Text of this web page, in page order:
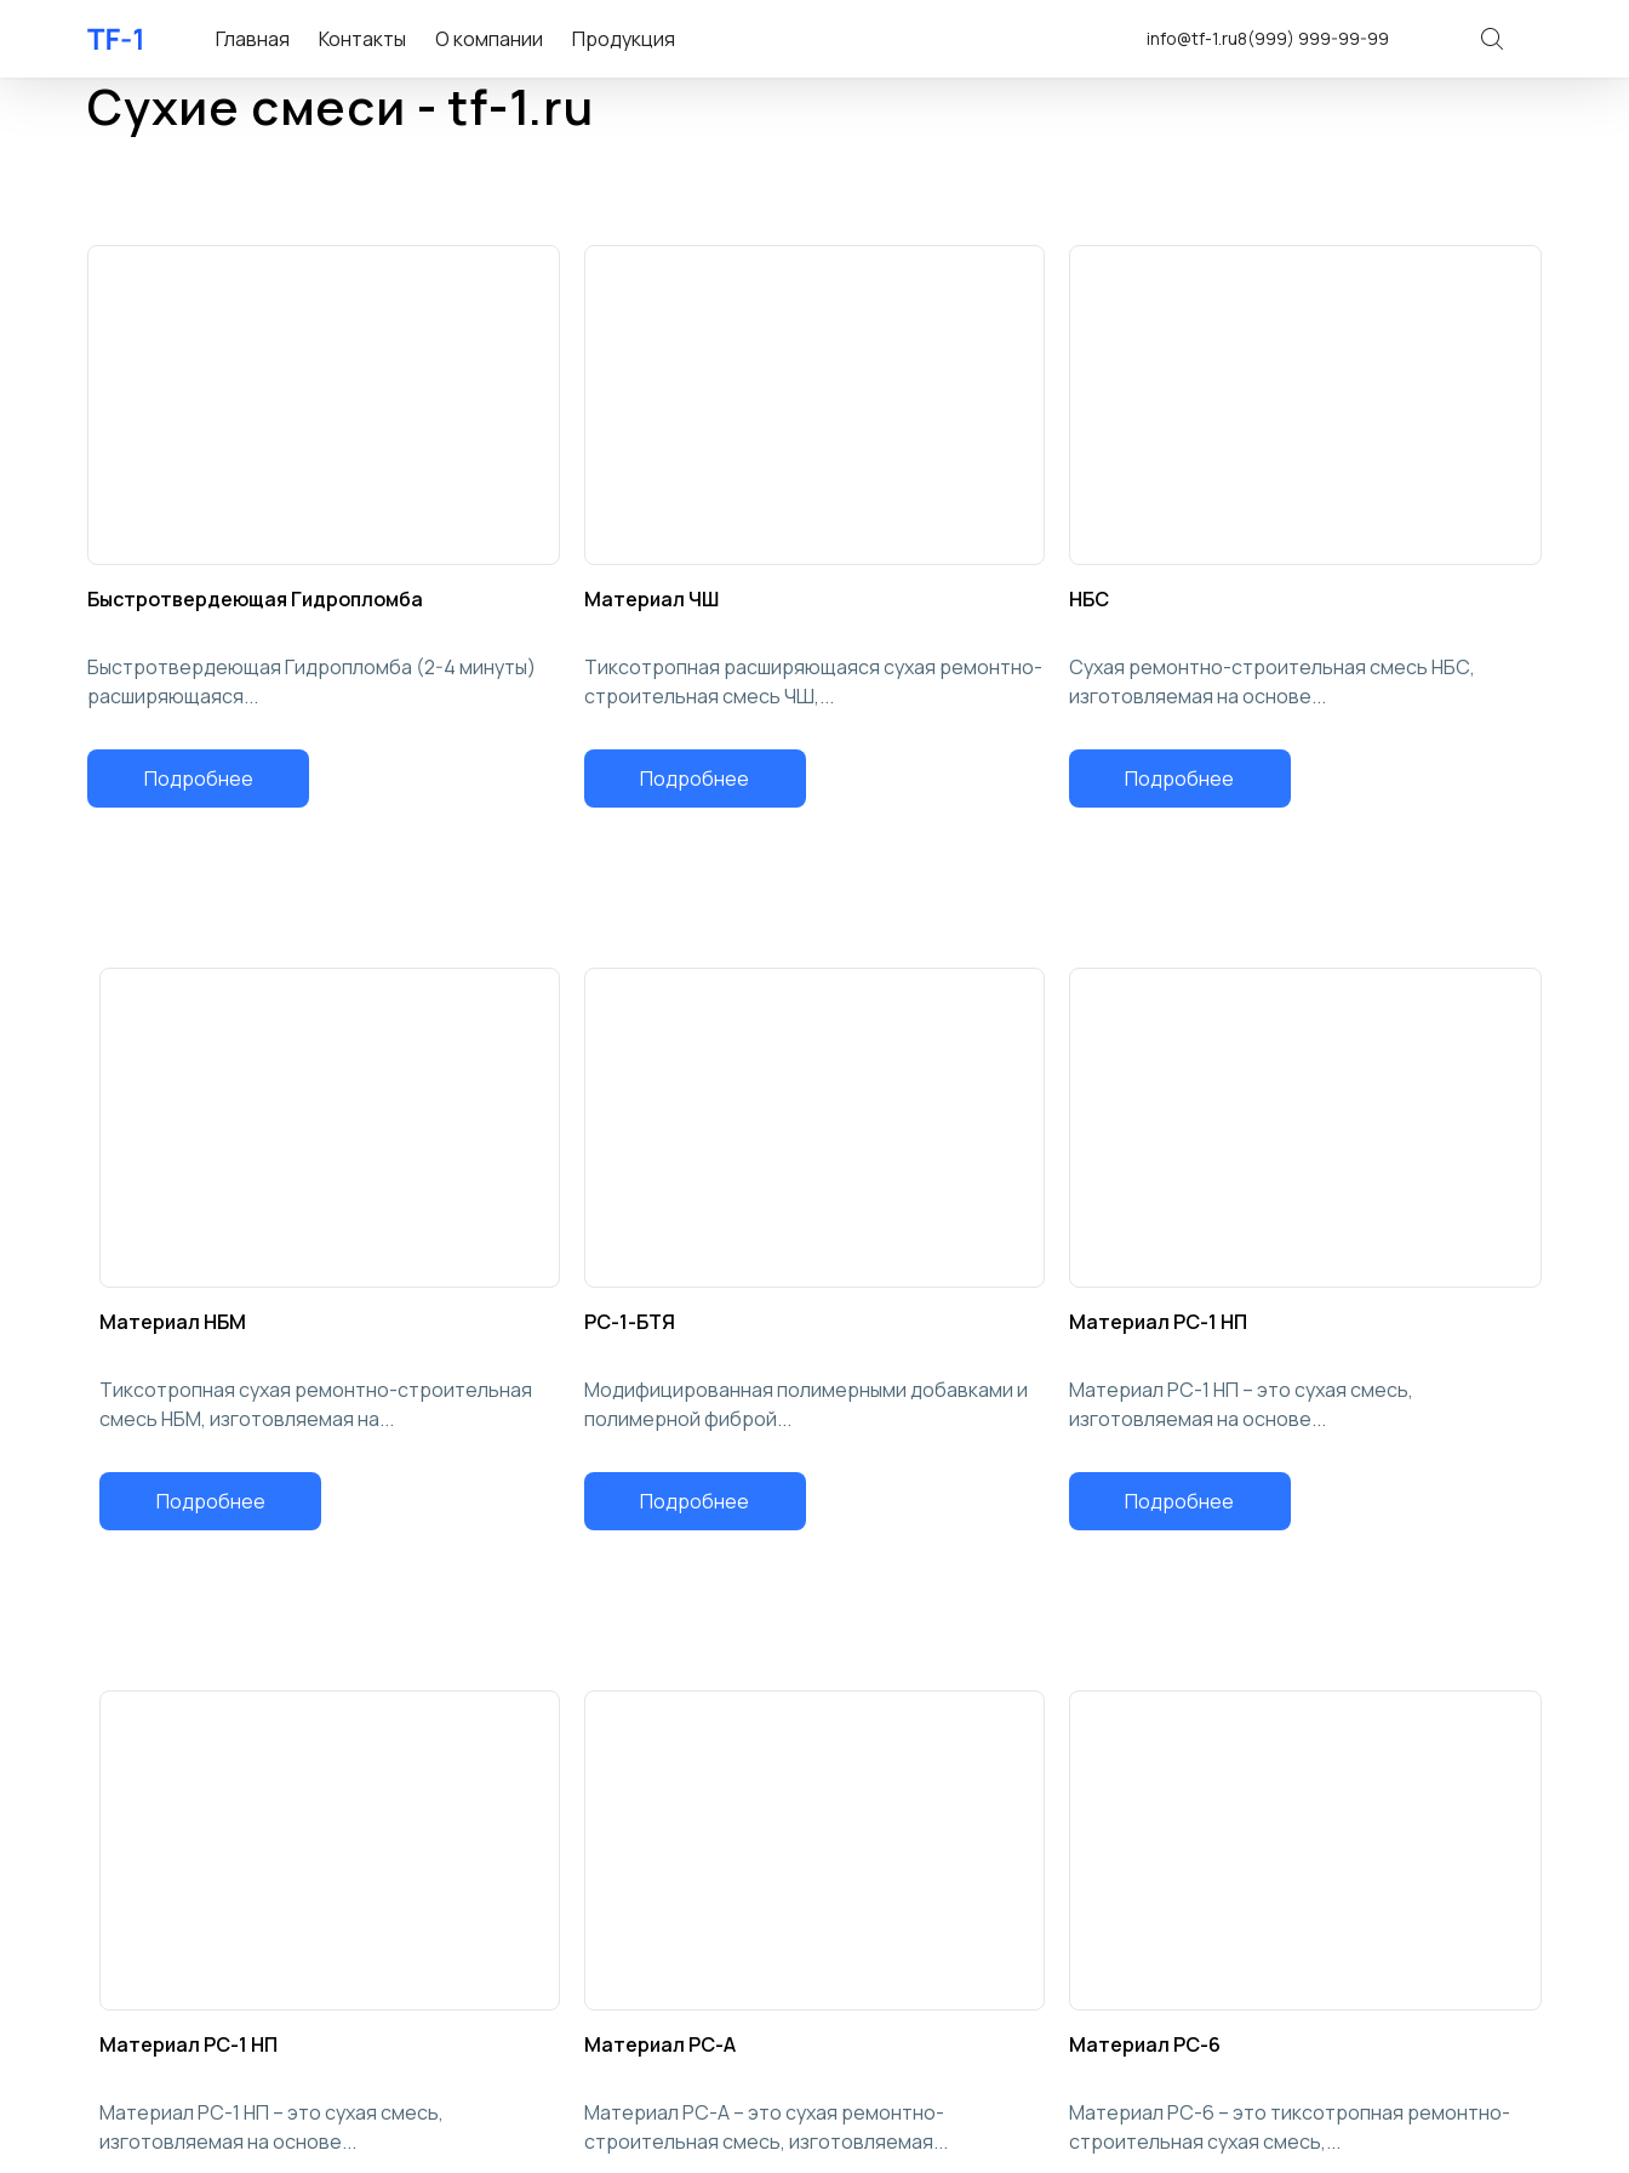
Главная Контакты О компании Продукция info@tf-1.ru8(999) 999-99-99
Сухие смеси - tf-1.ru
Быстротвердеющая Гидропломба
Быстротвердеющая Гидропломба (2-4 минуты)
расширяющаяся...
Подробнее
Материал ЧШ
Тиксотропная расширяющаяся сухая ремонтно-
строительная смесь ЧШ,...
Подробнее
НБС
Сухая ремонтно-строительная смесь НБС,
изготовляемая на основе...
Подробнее
Материал НБМ
Тиксотропная сухая ремонтно-строительная
смесь НБМ, изготовляемая на...
Подробнее
РС-1-БТЯ
Модифицированная полимерными добавками и
полимерной фиброй...
Подробнее
Материал РС-1 НП
Материал РС-1 НП – это сухая смесь,
изготовляемая на основе...
Подробнее
Материал РС-1 НП
Материал РС-1 НП – это сухая смесь,
изготовляемая на основе...
Материал РС-А
Материал РС-А – это сухая ремонтно-
строительная смесь, изготовляемая...
Материал РС-6
Материал РС-6 – это тиксотропная ремонтно-
строительная сухая смесь,...